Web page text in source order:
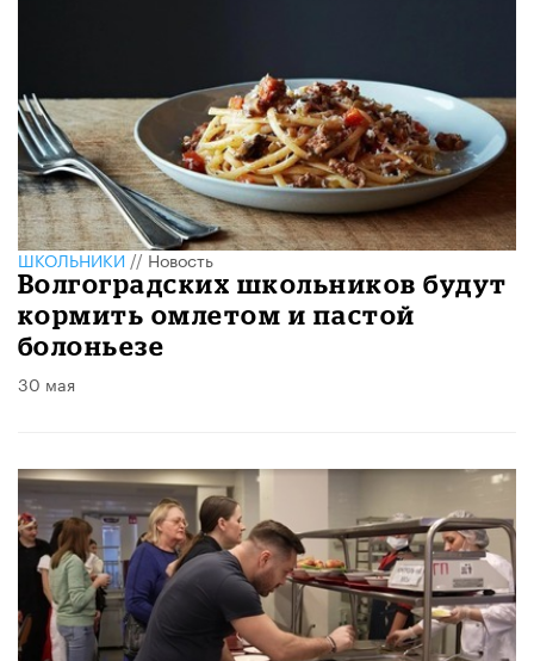
ШКОЛЬНИКИ//Новость
Волгоградских школьников будут
кормить омлетом и пастой
болоньезе
30 мая